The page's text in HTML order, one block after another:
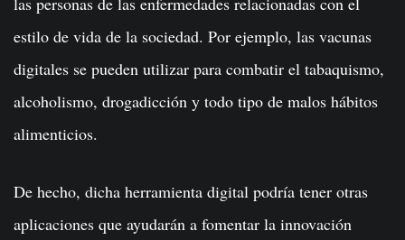
estilo de vida de la sociedad. Por ejemplo, las vacunas
digitales se pueden utilizar para combatir el tabaquismo,
alcoholismo, drogadicción y todo tipo de malos hábitos
alimenticios.
De hecho, dicha herramienta digital podría tener otras
aplicaciones que ayudarán a fomentar la innovación